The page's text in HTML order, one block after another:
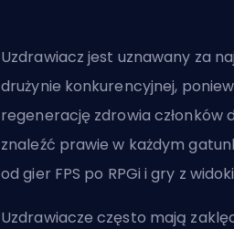
Uzdrawiacz jest uznawany za
drużynie konkurencyjnej,
regenerację zdrowia członków
znaleźć prawie w każdym
od gier FPS po RPGi igry z
Uzdrawiacze często mają